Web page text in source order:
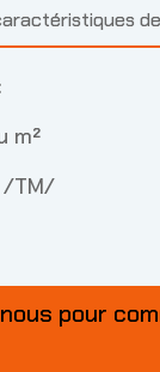
m²
/TM/
pour